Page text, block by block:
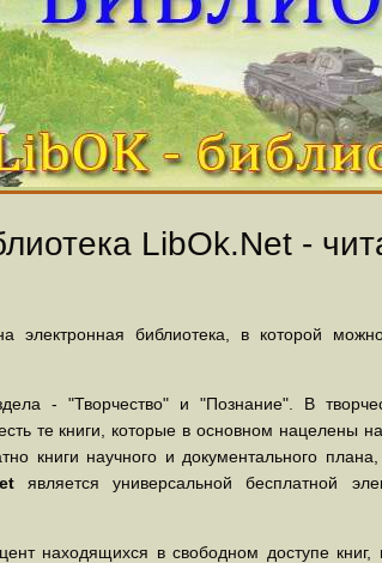
LibOk.Net -
электронная библиотека, в которой
- "Творчество" и "Познание". В
те книги, которые в основном нацелены
книги научного и документального
является универсальной бесплатной
находящихся в свободном доступе